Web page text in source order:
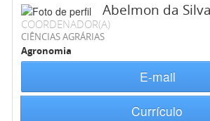
Abelmon da
COORDENADOR(A)
CIÊNCIAS AGRÁRIAS
Agronomia
E-mail
Currículo